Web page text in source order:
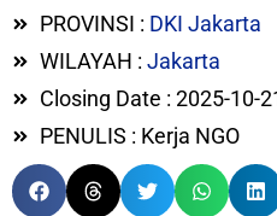
PROVINSI : DKI Jakarta
WILAYAH : Jakarta
Closing Date : 2025-10-
PENULIS : Kerja NGO